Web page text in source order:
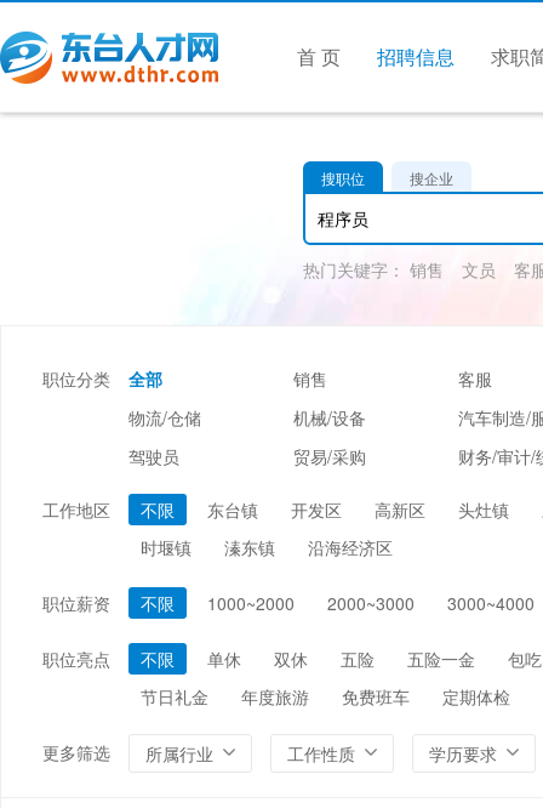
首 页 招聘信息 求职
搜职位 搜企业
热门关键字： 销售 文员 客
职位分类 全部 销售
客服
物流/仓储
机械/设备
汽车制造/
驾驶员
贸易/采购
财务/审计/
美容/美发
市场/媒介/公关
广告/会展/咨询
能源/电力/矿产
环保
工作地区 不限 东台镇 开发区 高新区 头灶镇
时堰镇
溱东镇 沿海经济区
职位薪资 不限 1000~2000 2000~3000 3000~4000
职位亮点 不限 单休 双休 五险 五险一金
包吃
节日礼金
年度旅游 免费班车 定期体检
更多筛选 所属行业 工作性质 学历要求